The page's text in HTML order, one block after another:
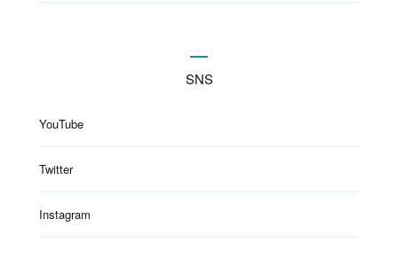
SNS
YouTube
Twitter
Instagram